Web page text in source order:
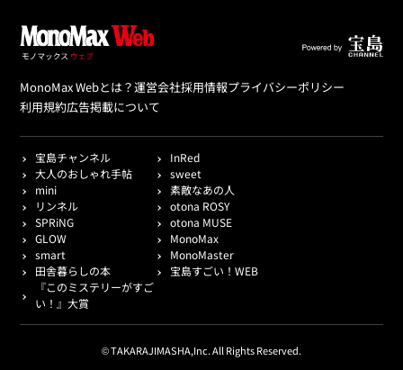
MonoMax Webとは？運営会社採用情報プライバシーポリシー
利用規約広告掲載について
宝島チャンネル
InRed
大人のおしゃれ手帖
sweet
mini
素敵なあの人
リンネル
otona ROSY
SPRiNG
otona MUSE
GLOW
MonoMax
smart
MonoMaster
田舎暮らしの本
宝島すごい！WEB
『このミステリーがすご
い！』大賞
© TAKARAJIMASHA,Inc. All Rights Reserved.